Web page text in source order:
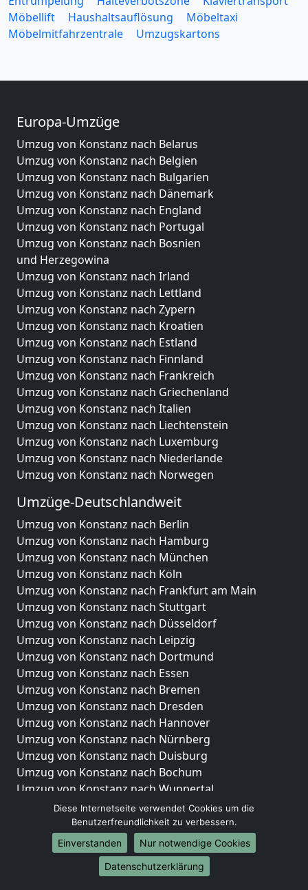
Möbellift
Haushaltsauflösung
Möbeltaxi
Möbelmitfahrzentrale
Umzugskartons
Europa-Umzüge
Umzug von Konstanz nach Belarus
Umzug von Konstanz nach Belgien
Umzug von Konstanz nach Bulgarien
Umzug von Konstanz nach Dänemark
Umzug von Konstanz nach England
Umzug von Konstanz nach Portugal
Umzug von Konstanz nach Bosnien
und Herzegowina
Umzug von Konstanz nach Irland
Umzug von Konstanz nach Lettland
Umzug von Konstanz nach Zypern
Umzug von Konstanz nach Kroatien
Umzug von Konstanz nach Estland
Umzug von Konstanz nach Finnland
Umzug von Konstanz nach Frankreich
Umzug von Konstanz nach Griechenland
Umzug von Konstanz nach Italien
Umzug von Konstanz nach Liechtenstein
Umzug von Konstanz nach Luxemburg
Umzug von Konstanz nach Niederlande
Umzug von Konstanz nach Norwegen
Umzüge-Deutschlandweit
Umzug von Konstanz nach Berlin
Umzug von Konstanz nach Hamburg
Umzug von Konstanz nach München
Umzug von Konstanz nach Köln
Umzug von Konstanz nach Frankfurt am Main
Umzug von Konstanz nach Stuttgart
Umzug von Konstanz nach Düsseldorf
Umzug von Konstanz nach Leipzig
Umzug von Konstanz nach Dortmund
Umzug von Konstanz nach Essen
Umzug von Konstanz nach Bremen
Umzug von Konstanz nach Dresden
Umzug von Konstanz nach Hannover
Umzug von Konstanz nach Nürnberg
Umzug von Konstanz nach Duisburg
Umzug von Konstanz nach Bochum
Umzug von Konstanz nach Wuppertal
Umzug von Konstanz nach Bielefeld
Umzug von Konstanz nach Bonn
Umzug von Konstanz nach Münster
Internationale-Umzüge
Diese Internetseite verwendet Cookies um die
Benutzerfreundlichkeit zu verbessern.
Einverstanden
Nur notwendige Cookies
Datenschutzerklärung